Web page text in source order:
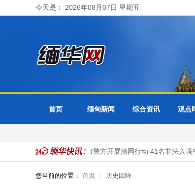
今天是： 2026年08月07日 星期五
首页 缅甸新闻 综合资讯 观点
缅甸大其力市警方开展清网行动 41名非法入境中
您当前的位置： 首页 历史回眸